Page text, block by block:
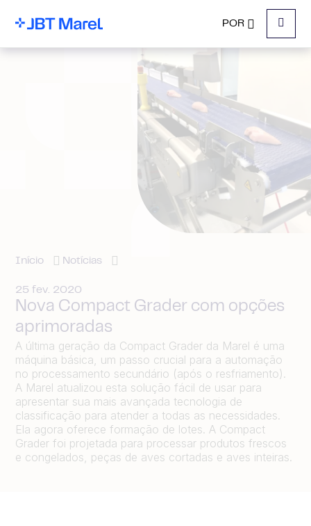
POR
Menu
Início Notícias
25 fev. 2020
Nova Compact Grader com opções
aprimoradas
A última geração da Compact Grader da Marel é uma
máquina básica, um passo crucial para a automação
no processamento secundário (após o resfriamento).
A Marel atualizou esta solução fácil de usar para
apresentar sua mais avançada tecnologia de
classificação para atender a todas as necessidades.
Ela agora oferece formação de lotes. A Compact
Grader foi projetada para processar produtos frescos
e congelados, peças de aves cortadas e aves inteiras.